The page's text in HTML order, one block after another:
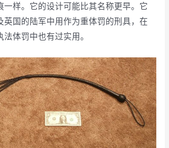
一样。它的设计可能比其名称更早。它
英国的陆军中用作为重体罚的刑具，在
体罚中也有过实用。